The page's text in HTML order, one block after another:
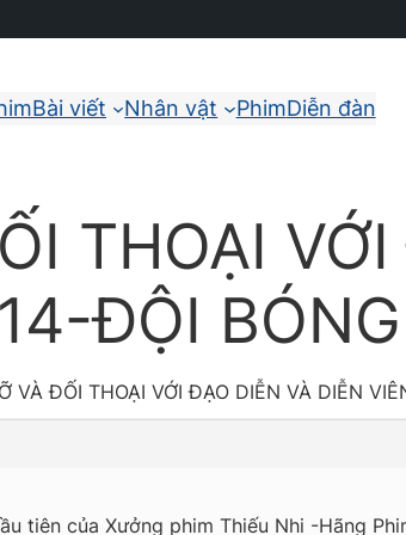
Bài viết Nhân vật PhimDiễn đàn
THOẠI
ĐỘI
VÀ ĐỐI THOẠI VỚI ĐẠO DIỄN VÀ DIỄN
tiên của Xưởng phim Thiếu Nhi -Hãng